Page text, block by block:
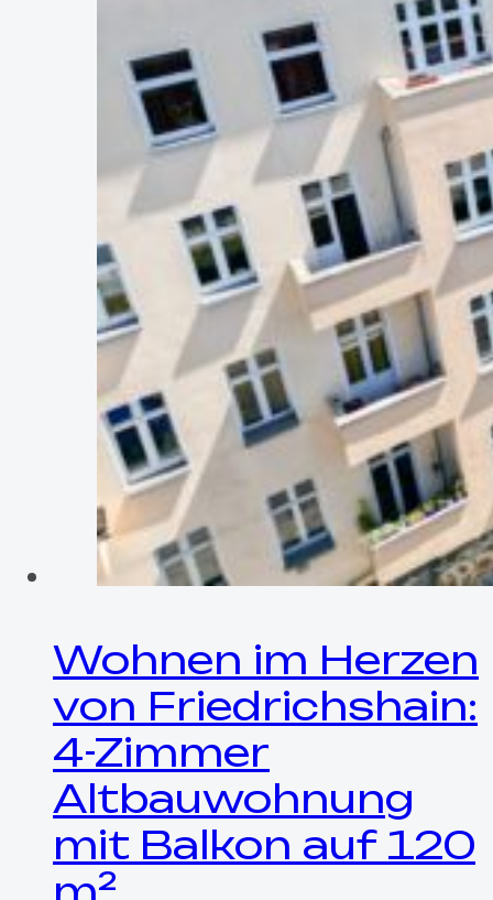
Wohnen im Herzen
von Friedrichshain:
4-Zimmer
Altbauwohnung
mit Balkon auf 120